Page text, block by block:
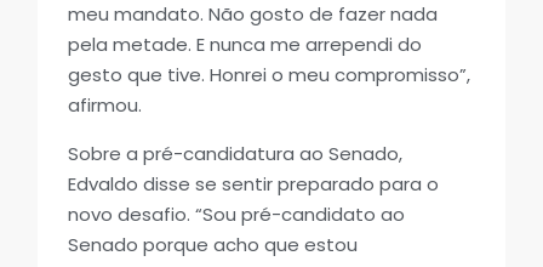
meu mandato. Não gosto de fazer nada
pela metade. E nunca me arrependi do
gesto que tive. Honrei o meu compromisso”,
afirmou.
Sobre a pré-candidatura ao Senado,
Edvaldo disse se sentir preparado para o
novo desafio. “Sou pré-candidato ao
Senado porque acho que estou